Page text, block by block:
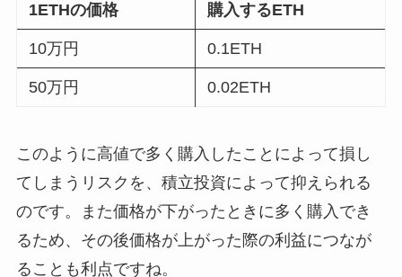
1ETHの価格 購入するETH
10万円 0.1ETH
50万円 0.02ETH
このように高値で多く購入したことによって損し
てしまうリスクを、積立投資によって抑えられる
のです。また価格が下がったときに多く購入でき
るため、その後価格が上がった際の利益につなが
ることも利点ですね。